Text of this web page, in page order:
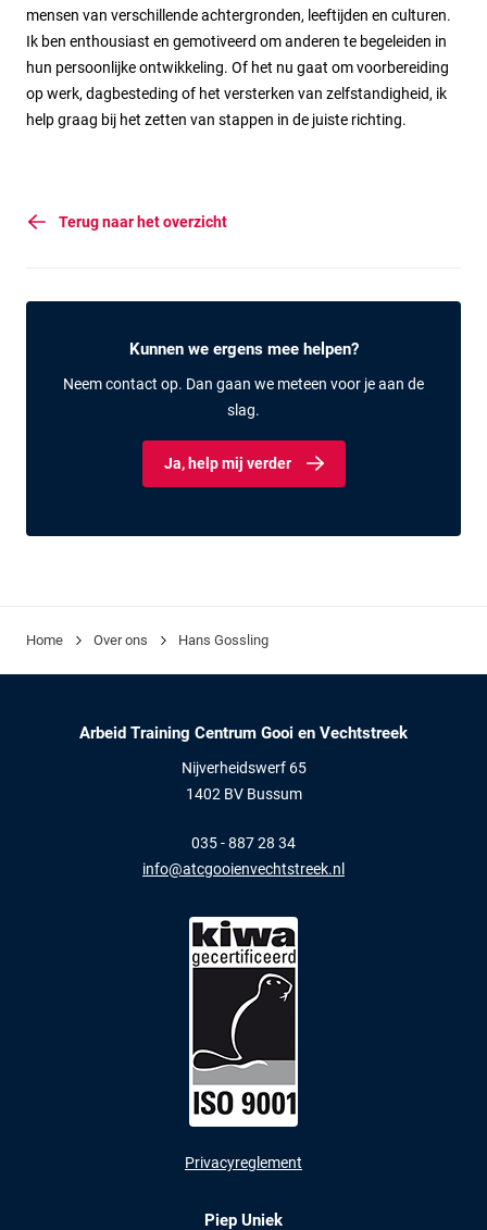
mensen van verschillende achtergronden, leeftijden en culturen.
Ik ben enthousiast en gemotiveerd om anderen te begeleiden in
hun persoonlijke ontwikkeling. Of het nu gaat om voorbereiding
op werk, dagbesteding of het versterken van zelfstandigheid, ik
help graag bij het zetten van stappen in de juiste richting.
Terug naar het overzicht
Kunnen we ergens mee helpen?
Neem contact op. Dan gaan we meteen voor je aan de
slag.
Ja, help mij verder
Home Over ons Hans Gossling
Arbeid Training Centrum Gooi en Vechtstreek
Nijverheidswerf 65
1402 BV Bussum
035 - 887 28 34
info@atcgooienvechtstreek.nl
Privacyreglement
Piep Uniek